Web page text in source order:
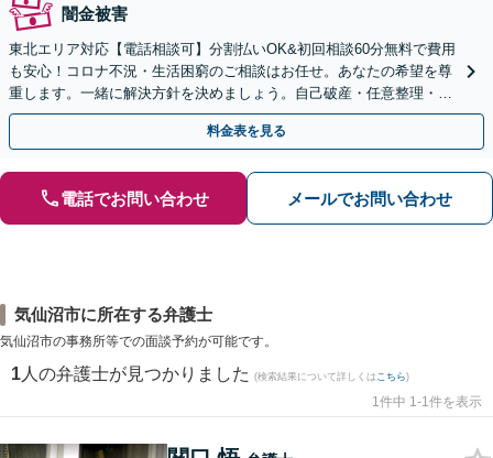
闇金被害
東北エリア対応【電話相談可】分割払いOK&初回相談60分無料で費用
も安心！コロナ不況・生活困窮のご相談はお任せ。あなたの希望を尊
重します。一緒に解決方針を決めましょう。自己破産・任意整理・個
人再生・時効の援用など実績多数【完全個室】
料金表を見る
電話でお問い合わせ メールでお問い合わせ
気仙沼市に所在する弁護士
気仙沼市の事務所等での面談予約が可能です。
1 人の弁護士が見つかりました (検索結果について詳しくは こちら)
1件中 1-1件を表示